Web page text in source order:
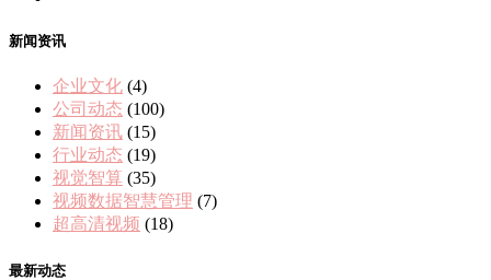
新闻资讯
企业文化 (4)
公司动态 (100)
新闻资讯 (15)
行业动态 (19)
视觉智算 (35)
视频数据智慧管理 (7)
超高清视频 (18)
最新动态